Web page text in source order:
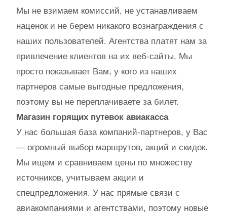
Мы не взимаем комиссий, не устанавливаем
наценок и не берем никакого вознаграждения с
наших пользователей. Агентства платят нам за
привлечение клиентов на их веб-сайты. Мы
просто показывает Вам, у кого из наших
партнеров самые выгодные предложения,
поэтому вы не переплачиваете за билет.
Магазин горящих путевок авиакасса
У нас большая база компаний-партнеров, у Вас
— огромный выбор маршрутов, акций и скидок.
Мы ищем и сравниваем цены по множеству
источников, учитываем акции и
спецпредложения. У нас прямые связи с
авиакомпаниями и агентствами, поэтому новые